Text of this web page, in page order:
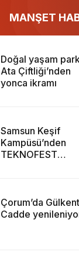
MANŞET
Doğal yaşam
Ata Çiftliği’nden
yonca ikramı
Samsun Keşif
Kampüsü’nden
TEKNOFEST
Çorum’da
Cadde